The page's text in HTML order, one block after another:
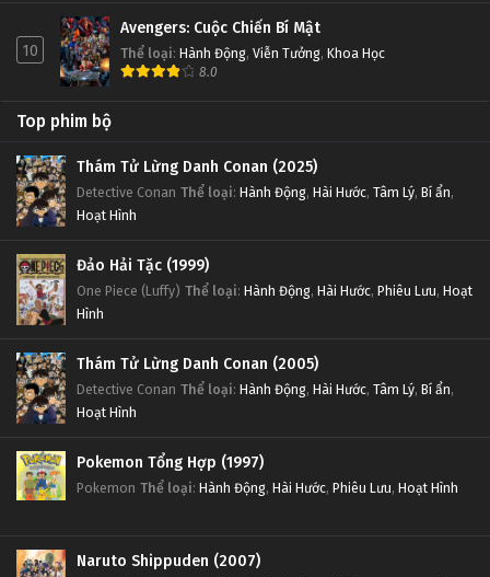
10
Avengers: Cuộc Chiến Bí Mật
Thể loại: Hành Động, Viễn Tưởng, Khoa Học
8.0
Top phim bộ
Thám Tử Lừng Danh Conan (2025)
Detective Conan Thể loại: Hành Động, Hài Hước, Tâm Lý, Bí ẩn,
Hoạt Hình
Đảo Hải Tặc (1999)
One Piece (Luffy) Thể loại: Hành Động, Hài Hước, Phiêu Lưu, Hoạt
Hình
Thám Tử Lừng Danh Conan (2005)
Detective Conan Thể loại: Hành Động, Hài Hước, Tâm Lý, Bí ẩn,
Hoạt Hình
Pokemon Tổng Hợp (1997)
Pokemon Thể loại: Hành Động, Hài Hước, Phiêu Lưu, Hoạt Hình
Naruto Shippuden (2007)